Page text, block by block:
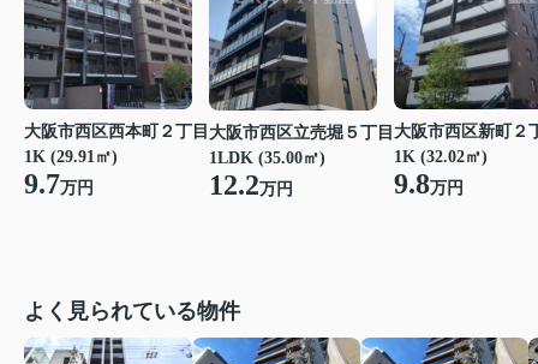
大阪市西区西本町２丁目
1K (29.91㎡)
9.7万円
大阪市西区立売堀５丁目
1LDK (35.00㎡)
12.2万円
大阪市西区新町２
1K (32.02㎡)
9.8万円
よく見られている物件